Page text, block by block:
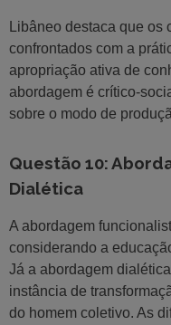
Libâneo destaca que
confrontados com a
apropriação ativa de
abordagem é crítico-
sobre o modo de
Questão 10:
Dialética
A abordagem
considerando a
Já a abordagem
instância de
do homem coletivo. As